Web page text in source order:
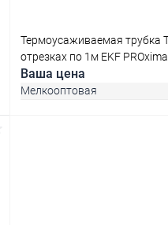
Термоусаживаемая трубка
отрезках по 1м EKF
Ваша цена
Мелкооптовая